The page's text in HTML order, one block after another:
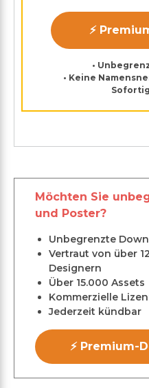
⚡
•
• Keine
Möchten Sie
und Poster?
Unbegrenzte
Vertraut von über
Designern
Über 15.000 Assets
Kommerzielle
Jederzeit kündbar
⚡ Premium-